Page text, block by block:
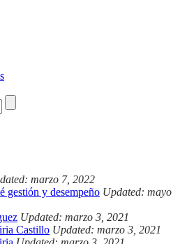
marzo 7, 2022
gestión y desempeño Updated: mayo
Updated: marzo 3, 2021
Castillo Updated: marzo 3, 2021